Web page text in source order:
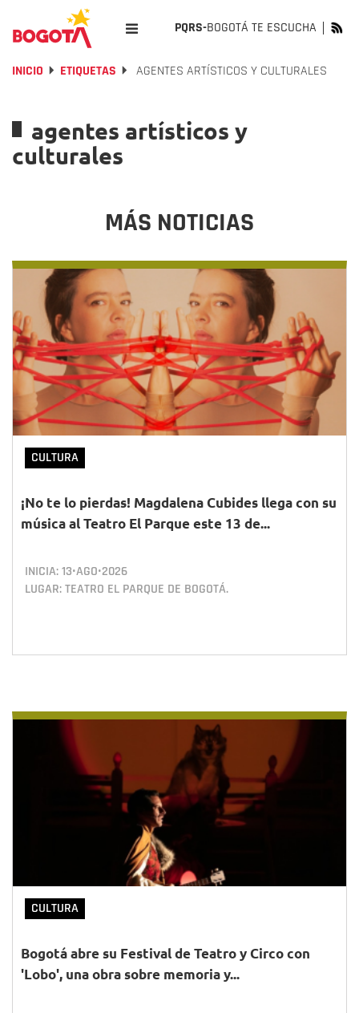
PQRS-BOGOTÁ TE ESCUCHA
INICIO ETIQUETAS AGENTES ARTÍSTICOS Y CULTURALES
agentes artísticos y
culturales
MÁS NOTICIAS
CULTURA
¡No te lo pierdas! Magdalena Cubides llega con su
música al Teatro El Parque este 13 de...
INICIA:13•AGO•2026
LUGAR: TEATRO EL PARQUE DE BOGOTÁ.
CULTURA
Bogotá abre su Festival de Teatro y Circo con
'Lobo', una obra sobre memoria y...